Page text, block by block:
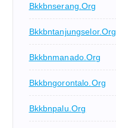
Bkkbnserang.org
Bkkbntanjungselor.org
Bkkbnmanado.org
Bkkbngorontalo.org
Bkkbnpalu.org